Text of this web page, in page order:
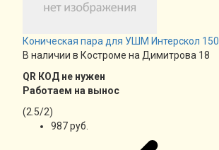
Коническая пара для УШМ Интерскол 150
В наличии в Костроме на Димитрова 18
QR КОД не нужен
Работаем на вынос
(2.5/2)
987 руб.